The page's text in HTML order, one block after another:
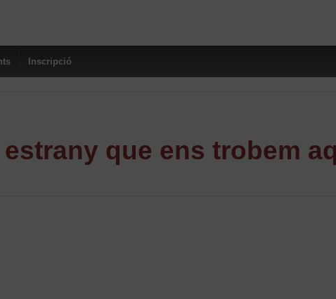
Inscripció
que ens trobem